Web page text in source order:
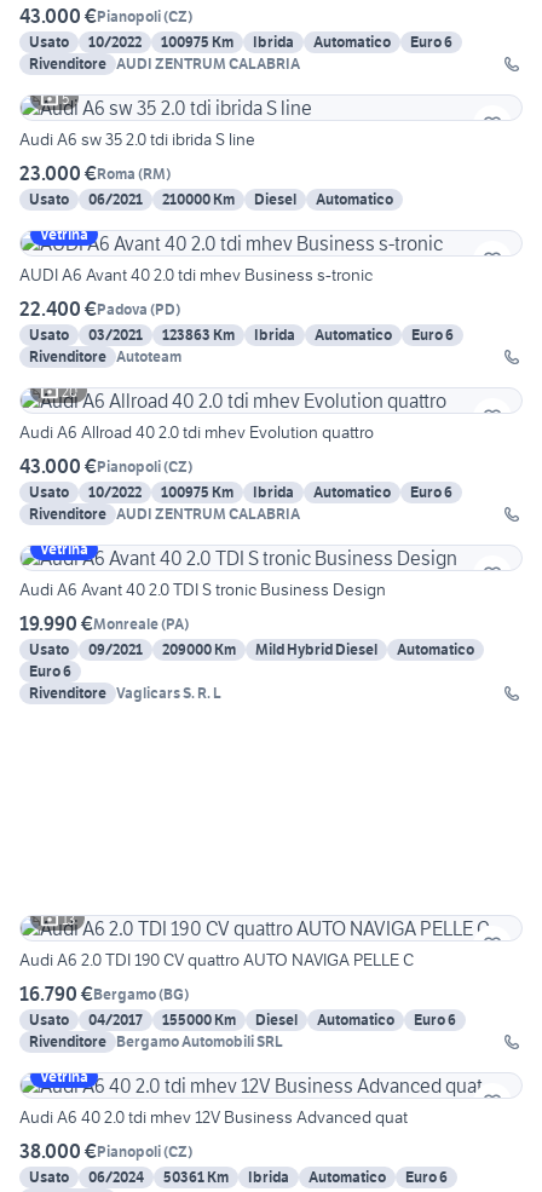
43.000 €Pianopoli(CZ)
Usato
10/2022 100975 Km Ibrida Automatico
Euro 6
Rivenditore AUDI ZENTRUM CALABRIA
5
Audi A6 sw 35 2.0 tdi ibrida S line
23.000 €Roma (RM)
Usato
06/2021 210000 Km Diesel
Automatico
Vetrina
AUDI A6 Avant 40 2.0 tdi mhev Business s-tronic
22.400 €Padova (PD)
Usato
03/2021 123863 Km Ibrida Automatico
Euro 6
Rivenditore Autoteam
20
Audi A6 Allroad 40 2.0 tdi mhev Evolution quattro
43.000 €Pianopoli(CZ)
Usato
10/2022 100975 Km Ibrida Automatico
Euro 6
Rivenditore AUDI ZENTRUM CALABRIA
Vetrina
Audi A6 Avant 40 2.0 TDI S tronic Business Design
19.990 €Monreale(PA)
Usato
09/2021 209000 Km Mild Hybrid Diesel
Automatico
Euro 6
Rivenditore Vaglicars S. R. L
13
Audi A6 2.0 TDI 190 CV quattro AUTO NAVIGA PELLE C
16.790 €Bergamo(BG)
Usato
04/2017 155000 Km Diesel Automatico
Euro 6
Rivenditore Bergamo Automobili SRL
Vetrina
Audi A6 40 2.0 tdi mhev 12V Business Advanced quat
38.000 €Pianopoli(CZ)
Usato
06/2024 50361 Km Ibrida Automatico
Euro 6